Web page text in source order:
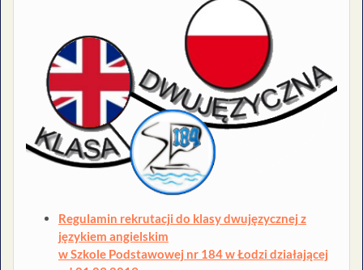
Regulamin rekrutacji do klasy dwujęzycznej z
językiem angielskim
w Szkole Podstawowej nr 184 w Łodzi działającej